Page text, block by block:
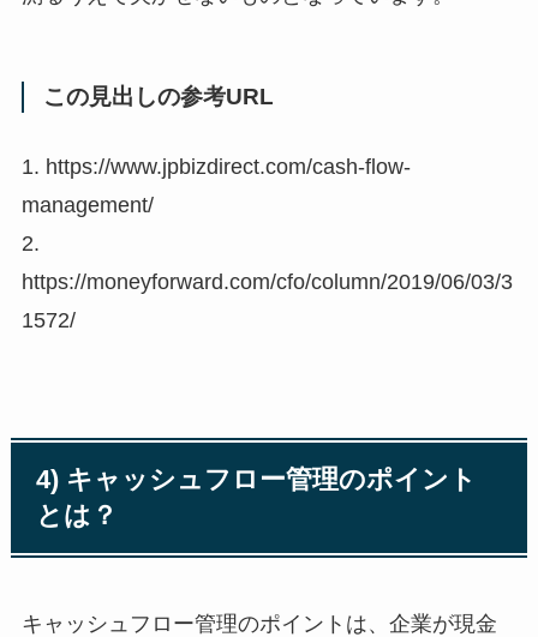
この見出しの参考URL
1. https://www.jpbizdirect.com/cash-flow-
management/
2.
https://moneyforward.com/cfo/column/2019/06/03/3
1572/
4) キャッシュフロー管理のポイント
とは？
キャッシュフロー管理のポイントは、企業が現金